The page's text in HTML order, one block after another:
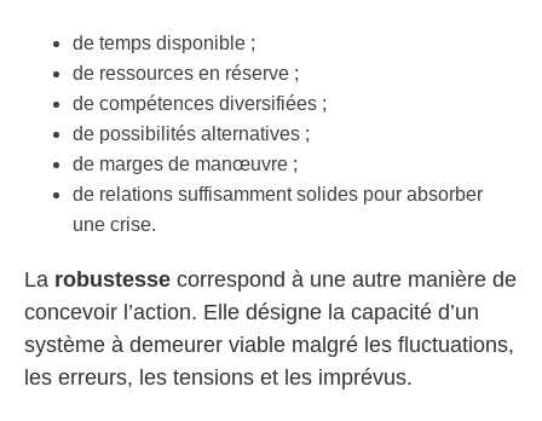
de temps disponible ;
de ressources en réserve ;
de compétences diversifiées ;
de possibilités alternatives ;
de marges de manœuvre ;
de relations suffisamment solides pour absorber
une crise.
La robustesse correspond à une autre manière de
concevoir l’action. Elle désigne la capacité d’un
système à demeurer viable malgré les fluctuations,
les erreurs, les tensions et les imprévus.